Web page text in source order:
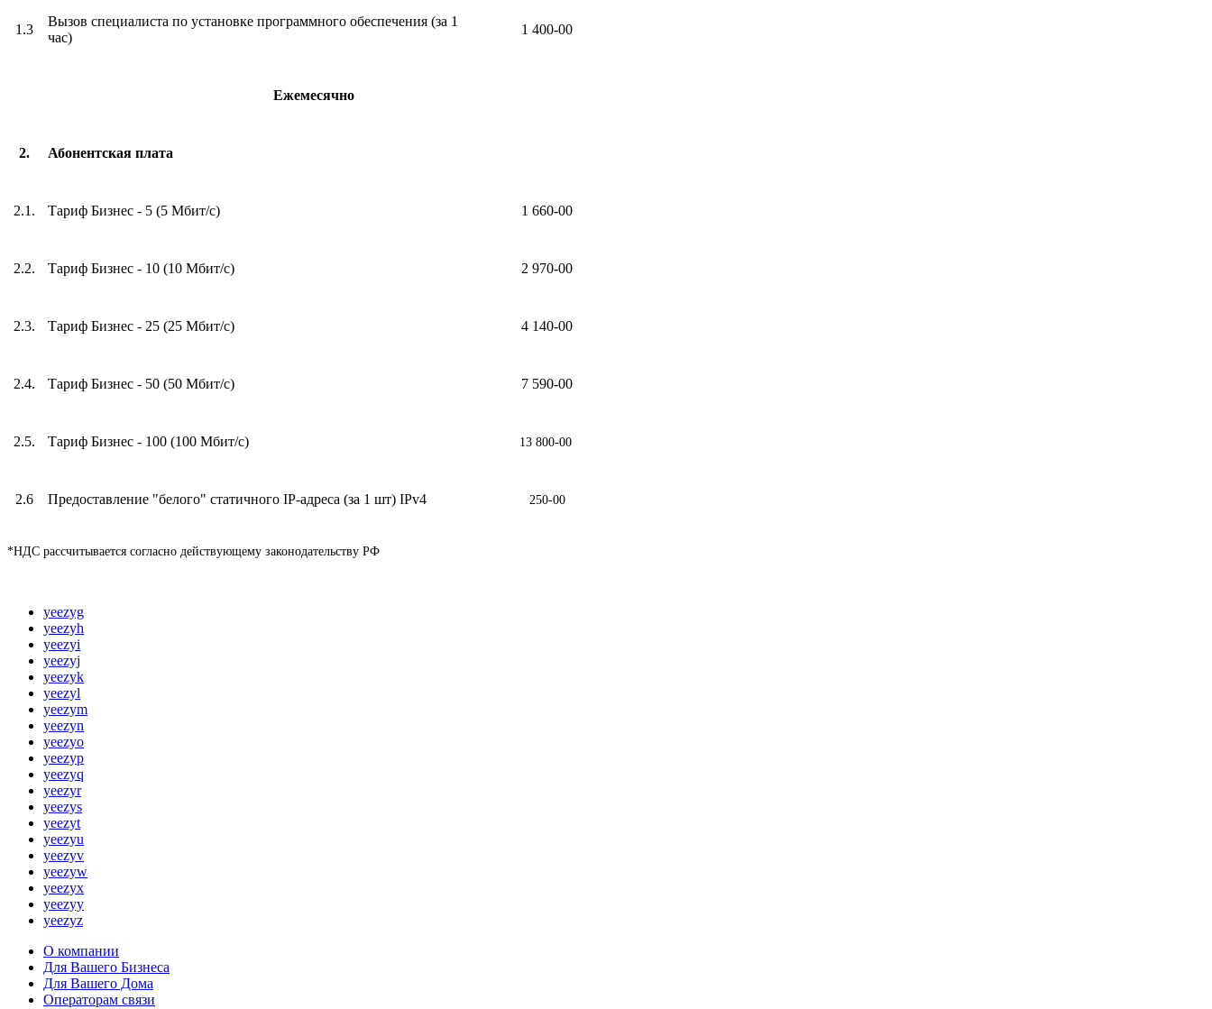
1.3
Вызов специалиста по установке программного обеспечения (за 1
час)
1 400-00
Ежемесячно
2. Абонентская плата
2.1. Тариф Бизнес - 5 (5 Мбит/с) 1 660-00
2.2. Тариф Бизнес - 10 (10 Мбит/с) 2 970-00
2.3. Тариф Бизнес - 25 (25 Мбит/с) 4 140-00
2.4. Тариф Бизнес - 50 (50 Мбит/с) 7 590-00
2.5. Тариф Бизнес - 100 (100 Мбит/с) 13 800-00
2.6 Предоставление "белого" статичного IP-адреса (за 1 шт) IPv4 250-00
*НДС рассчитывается согласно действующему законодательству РФ
yeezyg
yeezyh
yeezyi
yeezyj
yeezyk
yeezyl
yeezym
yeezyn
yeezyo
yeezyp
yeezyq
yeezyr
yeezys
yeezyt
yeezyu
yeezyv
yeezyw
yeezyx
yeezyy
yeezyz
О компании
Для Вашего Бизнеса
Для Вашего Дома
Операторам связи